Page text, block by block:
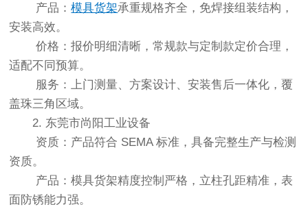
产品：模具货架承重规格齐全，免焊接组装结构，
安装高效。
价格：报价明细清晰，常规款与定制款定价合理，
适配不同预算。
服务：上门测量、方案设计、安装售后一体化，覆
盖珠三角区域。
2. 东莞市尚阳工业设备
资质：产品符合 SEMA 标准，具备完整生产与检测
资质。
产品：模具货架精度控制严格，立柱孔距精准，表
面防锈能力强。